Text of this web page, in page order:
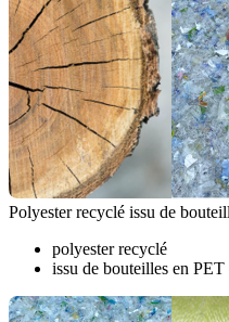
Polyester recyclé issu de
polyester recyclé
issu de bouteilles en PET